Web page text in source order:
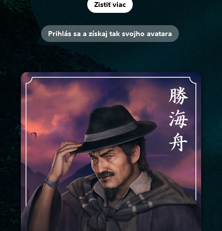
Zistiť viac
Prihlás sa a získaj tak svojho avatara